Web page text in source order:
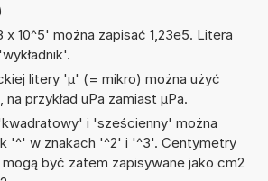
x 10^5' można zapisać 1,23e5. Litera
litery 'µ' (= mikro) można użyć
na przykład uPa zamiast µPa.
i 'sześcienny' można
'^' w znakach '^2' i '^3'. Centymetry
być zatem zapisywane jako cm2